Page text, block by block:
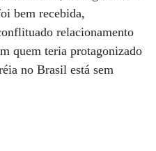
bem recebida,
relacionamento
quem teria protagonizado
no Brasil está sem